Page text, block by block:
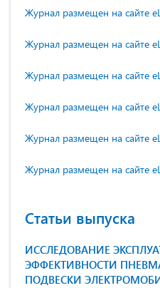
Журнал размещен на сайте
Журнал размещен на сайте
Журнал размещен на сайте
Журнал размещен на сайте
Журнал размещен на сайте
Журнал размещен на сайте
Статьи выпуска
ИССЛЕДОВАНИЕ
ЭФФЕКТИВНОСТИ
ПОДВЕСКИ